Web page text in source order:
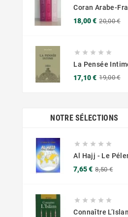
18,00 € 20,00 €
    
17,10 € 19,00 €
NOTRE SÉLECTIONS
    
7,65 € 8,50 €
    